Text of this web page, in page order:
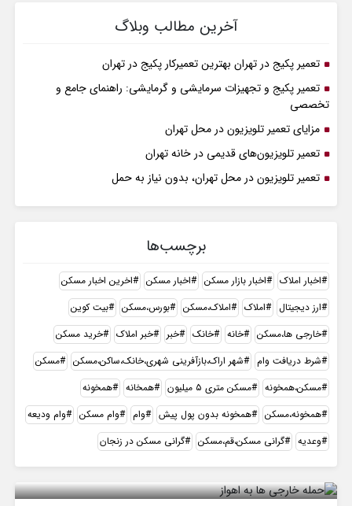
آخرین مطالب وبلاگ
تعمیر پکیج در تهران بهترین تعمیرکار پکیج در تهران
تعمیر پکیج و تجهیزات سرمایشی و گرمایشی: راهنمای جامع و
تخصصی
مزایای تعمیر تلویزیون در محل تهران
تعمیر تلویزیون‌های قدیمی در خانه تهران
تعمیر تلویزیون در محل تهران، بدون نیاز به حمل
برچسب‌ها
اخبار املاک اخبار بازار مسکن اخبار مسکن
اخرین اخبار مسکن
ارز دیجیتال
املاک املاک،مسکن بورس،مسکن
بیت کوین
خارجی ها،مسکن
خانه خانک خبر خبر املاک
خرید مسکن
شرط دریافت وام
شهر اراک،بازآفرینی شهری،خانک،ساکن،مسکن
مسکن
مسکن،همخونه
مسکن متری ۵ میلیون همخانه
همخونه
همخونه،مسکن
همخونه بدون پول پیش وام وام مسکن
وام ودیعه
وعدیه
گرانی مسکن،قم،مسکن گرانی مسکن در زنجان
حمله خارجی ها به اهواز برای خرید مسکن